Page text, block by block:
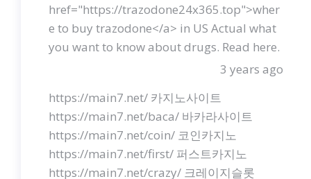
href="https://trazodone24x365.top">wher
e to buy trazodone</a> in US Actual what
you want to know about drugs. Read here.
3 years ago
https://main7.net/ 카지노사이트
https://main7.net/baca/ 바카라사이트
https://main7.net/coin/ 코인카지노
https://main7.net/first/ 퍼스트카지노
https://main7.net/crazy/ 크레이지슬롯